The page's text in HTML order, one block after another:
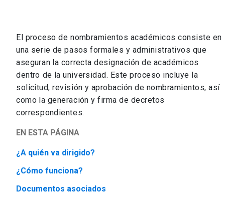
El proceso de nombramientos académicos consiste en
una serie de pasos formales y administrativos que
aseguran la correcta designación de académicos
dentro de la universidad. Este proceso incluye la
solicitud, revisión y aprobación de nombramientos, así
como la generación y firma de decretos
correspondientes.
EN ESTA PÁGINA
¿A quién va dirigido?
¿Cómo funciona?
Documentos asociados